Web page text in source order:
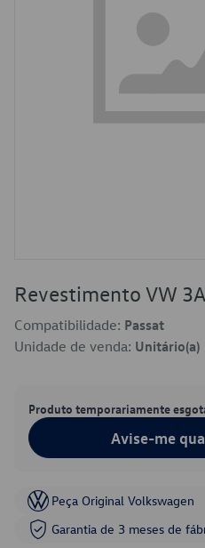
Revestimento VW
Compatibilidade: Passat
Unidade de venda: Unitário(a)
Produto temporariamente
Avise-me
Peça Original Volkswagen
Garantia de 3 meses de